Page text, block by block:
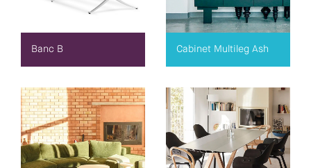
Banc B Cabinet Multileg Ash